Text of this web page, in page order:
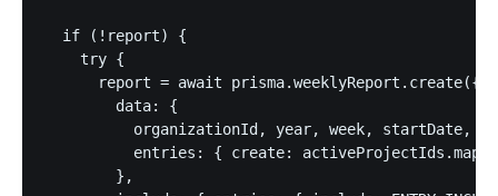
  if (!report) {
    try {
      report = await prisma.weeklyReport.create({
        data: {
organizationId, year, week, startDate,
entries: { create:
        },